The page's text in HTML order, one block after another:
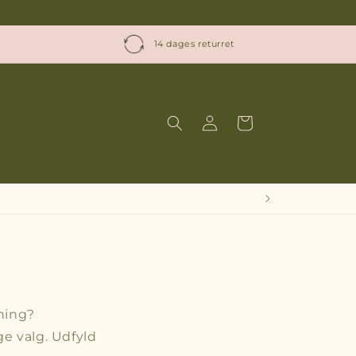
14 dages returret
Log
ind
Indkøbskurv
valg. Udfyld